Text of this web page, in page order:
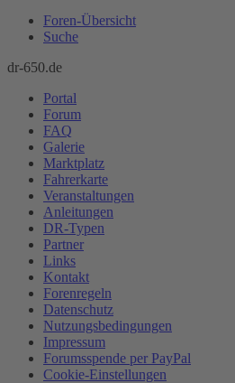
Foren-Übersicht
Suche
dr-650.de
Portal
Forum
FAQ
Galerie
Marktplatz
Fahrerkarte
Veranstaltungen
Anleitungen
DR-Typen
Partner
Links
Kontakt
Forenregeln
Datenschutz
Nutzungsbedingungen
Impressum
Forumsspende per PayPal
Cookie-Einstellungen